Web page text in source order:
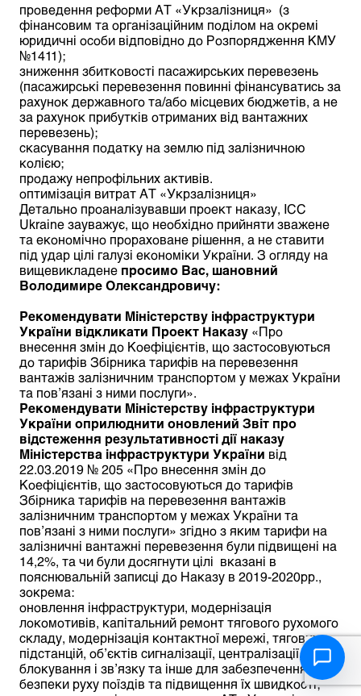
проведення реформи АТ «Укрзалізниця» (з
фінансовим та організаційним поділом на окремі
юридичні особи відповідно до Розпорядження КМУ
№1411);
зниження збитковості пасажирських перевезень
(пасажирські перевезення повинні фінансуватись за
рахунок державного та/або місцевих бюджетів, а не
за рахунок прибутків отриманих від вантажних
перевезень);
скасування податку на землю під залізничною
колією;
продажу непрофільних активів.
оптимізація витрат АТ «Укрзалізниця»
Детально проаналізувавши проект наказу, ICC
Ukraine зауважує, що необхідно прийняти зважене
та економічно прораховане рішення, а не ставити
під удар цілі галузі економіки України. З огляду на
вищевикладене просимо Вас, шановний
Володимире Олександровичу:
Рекомендувати Міністерству інфраструктури
України відкликати Проект Наказу «Про
внесення змін до Коефіцієнтів, що застосовуються
до тарифів Збірника тарифів на перевезення
вантажів залізничним транспортом у межах України
та пов’язані з ними послуги».
Рекомендувати Міністерству інфраструктури
України оприлюднити оновлений Звіт про
відстеження результативності дії наказу
Міністерства інфраструктури України від
22.03.2019 № 205 «Про внесення змін до
Коефіцієнтів, що застосовуються до тарифів
Збірника тарифів на перевезення вантажів
залізничним транспортом у межах України та
пов’язані з ними послуги» згідно з яким тарифи на
залізничні вантажні перевезення були підвищені на
14,2%, та чи були досягнути цілі вказані в
пояснювальній записці до Наказу в 2019-2020рр.,
зокрема:
оновлення інфраструктури, модернізація
локомотивів, капітальний ремонт тягового рухомого
складу, модернізація контактної мережі, тягових
підстанцій, об’єктів сигналізації, централізації,
блокування і зв’язку та інше для забезпечення
безпеки руху поїздів та підвищення їх швидкості;